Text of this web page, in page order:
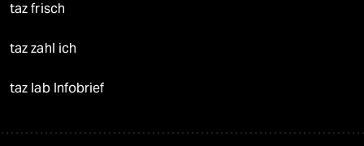
taz frisch
taz zahl ich
taz lab Infobrief